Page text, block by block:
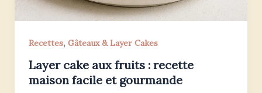
Recettes, Gâteaux & Layer Cakes
Layer cake aux fruits : recette
maison facile et gourmande